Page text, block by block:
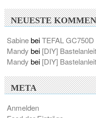
NEUESTE
SabinebeiTEFAL
Mandy bei [DIY]
Mandy bei [DIY]
META
Anmelden